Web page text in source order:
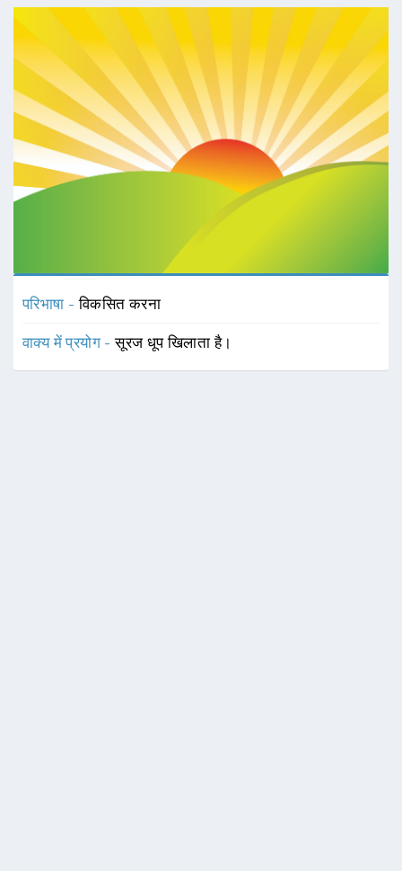
परिभाषा -विकसित करना
वाक्य में प्रयोग -सूरज धूप खिलाता है।